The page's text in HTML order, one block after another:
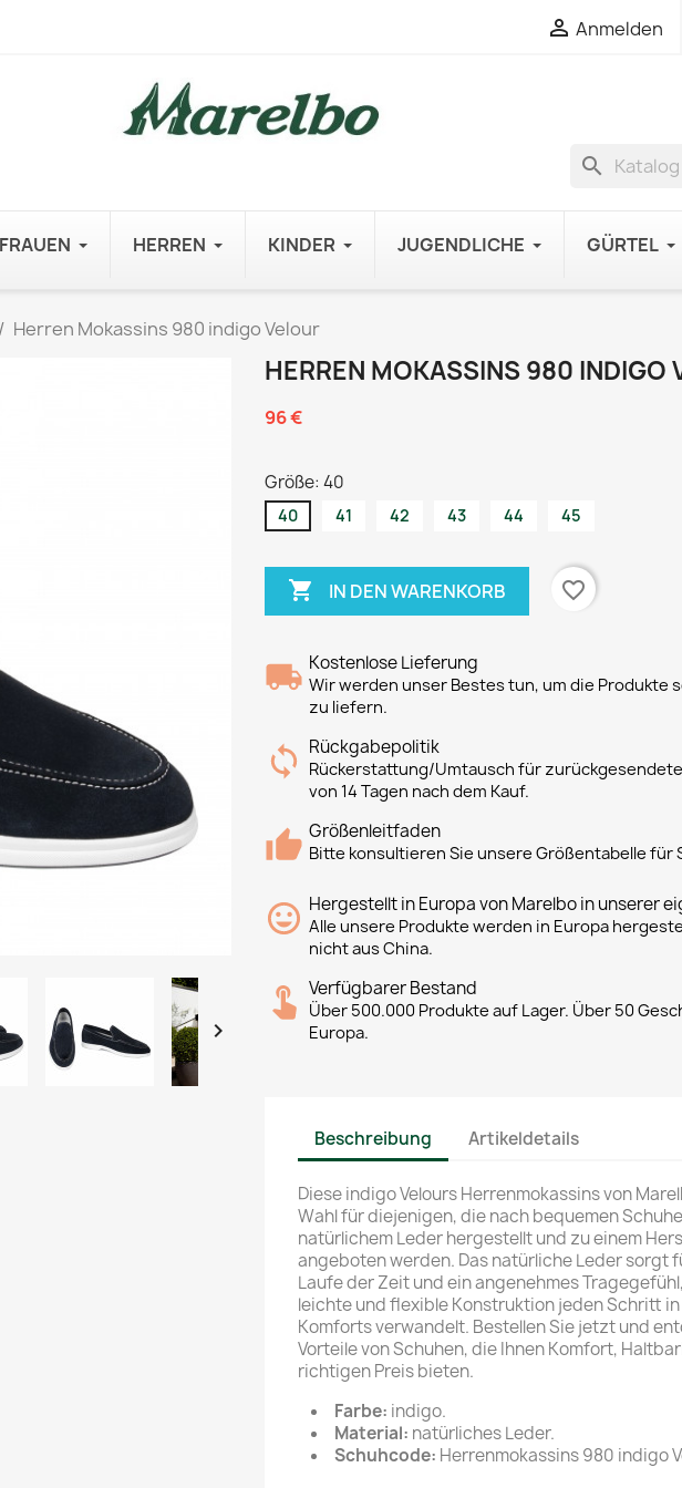
 Anmelden
search
FRAUEN HERREN KINDER JUGENDLICHE GÜRTEL
Herren Mokassins 980 indigo Velour

HERREN MOKASSINS 980 INDIGO
96 €
Größe: 40
40 41 42 43 44 45
 IN DEN WARENKORB favorite_border
Kostenlose Lieferung
Wir werden unser Bestes tun, um die Produkte
zu liefern.
Rückgabepolitik
Rückerstattung/Umtausch für
von 14 Tagen nach dem Kauf.
Größenleitfaden
Bitte konsultieren Sie unsere Größentabelle für
Hergestellt in Europa von Marelbo in unserer
Alle unsere Produkte werden in Europa
nicht aus China.
Verfügbarer Bestand
Über 500.000 Produkte auf Lager. Über 50
Europa.
Beschreibung Artikeldetails
Diese indigo Velours Herrenmokassins von
Wahl für diejenigen, die nach bequemen
natürlichem Leder hergestellt und zu einem
angeboten werden. Das natürliche Leder sorgt
Laufe der Zeit und ein angenehmes
leichte und flexible Konstruktion jeden Schritt
Komforts verwandelt. Bestellen Sie jetzt und
Vorteile von Schuhen, die Ihnen Komfort,
richtigen Preis bieten.
Farbe: indigo.
Material: natürliches Leder.
Schuhcode: Herrenmokassins 980 indigo